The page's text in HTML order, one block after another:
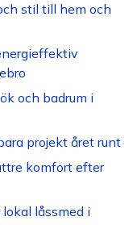
stil till hem och
och badrum i
projekt året runt
komfort efter
låssmed i